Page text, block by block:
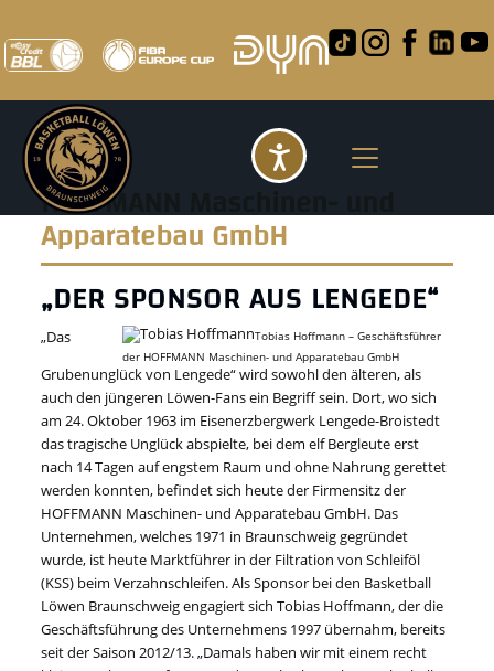
HOFFMANN Maschinen- und
Apparatebau GmbH
„DER SPONSOR AUS LENGEDE“
Tobias Hoffmann – Geschäftsführer
der HOFFMANN Maschinen- und Apparatebau GmbH
„Das
Grubenunglück von Lengede“ wird sowohl den älteren, als
auch den jüngeren Löwen-Fans ein Begriff sein. Dort, wo sich
am 24. Oktober 1963 im Eisenerzbergwerk Lengede-Broistedt
das tragische Unglück abspielte, bei dem elf Bergleute erst
nach 14 Tagen auf engstem Raum und ohne Nahrung gerettet
werden konnten, befindet sich heute der Firmensitz der
HOFFMANN Maschinen- und Apparatebau GmbH. Das
Unternehmen, welches 1971 in Braunschweig gegründet
wurde, ist heute Marktführer in der Filtration von Schleiföl
(KSS) beim Verzahnschleifen. Als Sponsor bei den Basketball
Löwen Braunschweig engagiert sich Tobias Hoffmann, der die
Geschäftsführung des Unternehmens 1997 übernahm, bereits
seit der Saison 2012/13. „Damals haben wir mit einem recht